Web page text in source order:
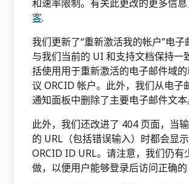
和速率限制。有关此更改的更多信
客.
我们更新了“重新激活我的帐户”电子
与我们当前的 UI 和支持文档保持一
括使用用于重新激活的电子邮件域
议 ORCID 帐户。此外，我们从电子
通知面板中删除了主要电子邮件文本
此外，我们还改进了 404 页面，当
的 URL（包括错误输入）时都会显
ORCID ID URL。请注意，我们仍有
做，以便用户能够登录后访问正确的